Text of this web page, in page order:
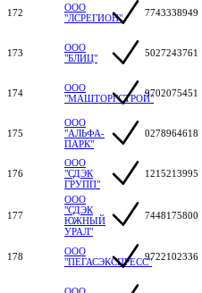
172
ООО
"ЛСРЕГИОН"
7743338949
173
ООО
"БЛИЦ"
5027243761
174
ООО
"МАШТОРГСТРОЙ"9702075451
175
ООО
"АЛЬФА-
ПАРК"
0278964618
176
ООО
"СДЭК
ГРУПП"
1215213995
177
ООО
"СДЭК
ЮЖНЫЙ
УРАЛ"
7448175800
178
ООО
"ПЕГАСЭКСПРЕСС"9722102336